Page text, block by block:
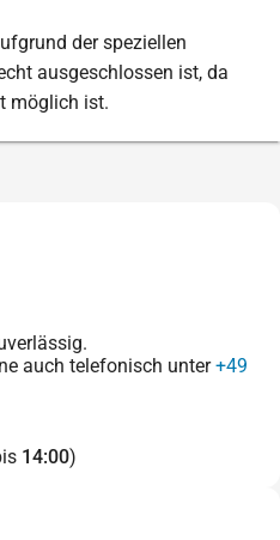
der speziellen
ausgeschlossen ist, da
möglich ist.
auch telefonisch unter+49
14:00)